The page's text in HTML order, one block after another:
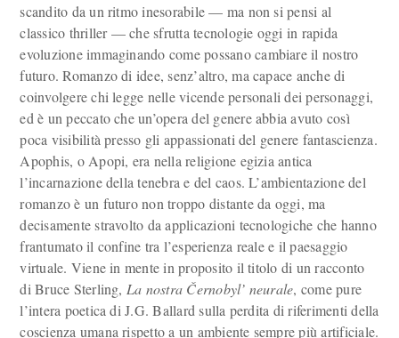
scandito da un ritmo inesorabile — ma non si pensi al
classico thriller — che sfrutta tecnologie oggi in rapida
evoluzione immaginando come possano cambiare il nostro
futuro. Romanzo di idee, senz’altro, ma capace anche di
coinvolgere chi legge nelle vicende personali dei personaggi,
ed è un peccato che un’opera del genere abbia avuto così
poca visibilità presso gli appassionati del genere fantascienza.
Apophis, o Apopi, era nella religione egizia antica
l’incarnazione della tenebra e del caos. L’ambientazione del
romanzo è un futuro non troppo distante da oggi, ma
decisamente stravolto da applicazioni tecnologiche che hanno
frantumato il confine tra l’esperienza reale e il paesaggio
virtuale. Viene in mente in proposito il titolo di un racconto
di Bruce Sterling, La nostra Černobyl’ neurale, come pure
l’intera poetica di J.G. Ballard sulla perdita di riferimenti della
coscienza umana rispetto a un ambiente sempre più artificiale.